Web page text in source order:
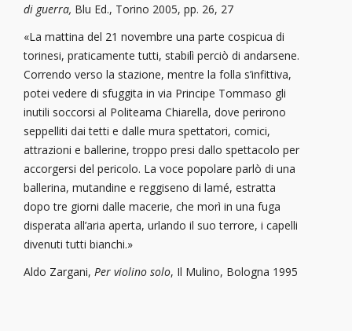
di guerra, Blu Ed., Torino 2005, pp. 26, 27
«La mattina del 21 novembre una parte cospicua di
torinesi, praticamente tutti, stabilì perciò di andarsene.
Correndo verso la stazione, mentre la folla s’infittiva,
potei vedere di sfuggita in via Principe Tommaso gli
inutili soccorsi al Politeama Chiarella, dove perirono
seppelliti dai tetti e dalle mura spettatori, comici,
attrazioni e ballerine, troppo presi dallo spettacolo per
accorgersi del pericolo. La voce popolare parlò di una
ballerina, mutandine e reggiseno di lamé, estratta
dopo tre giorni dalle macerie, che morì in una fuga
disperata all’aria aperta, urlando il suo terrore, i capelli
divenuti tutti bianchi.»
Aldo Zargani, Per violino solo, Il Mulino, Bologna 1995